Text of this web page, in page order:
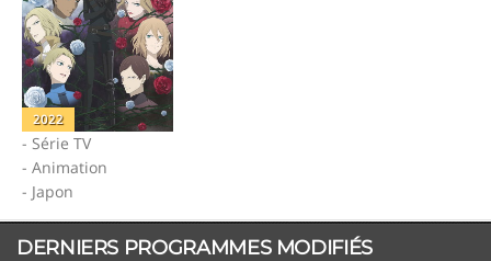
2022
- Série TV
- Animation
- Japon
DERNIERS PROGRAMMES MODIFIÉS